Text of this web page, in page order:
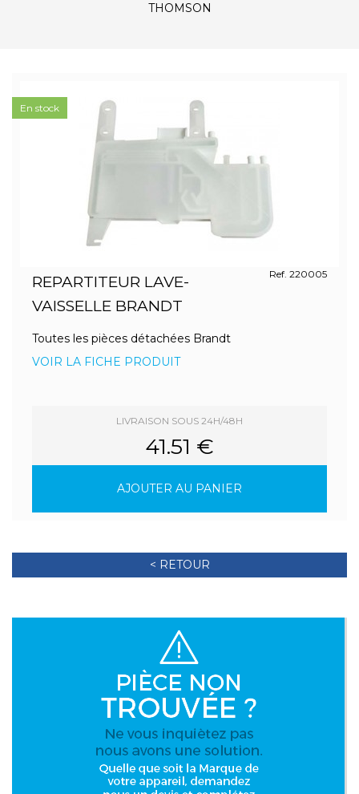
THOMSON
REPARTITEUR LAVE-
VAISSELLE BRANDT
Ref. 220005
Toutes les pièces détachées Brandt
VOIR LA FICHE PRODUIT
LIVRAISON SOUS 24H/48H
41.51 €
AJOUTER AU PANIER
En stock
< RETOUR